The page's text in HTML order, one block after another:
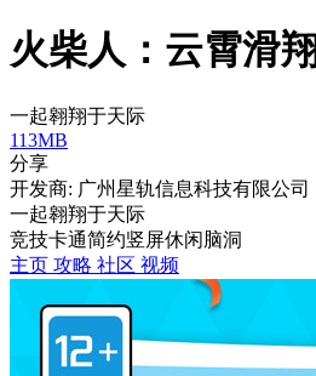
火柴人：云霄滑翔
一起翱翔于天际
113MB
分享
开发商: 广州星轨信息科技有限公司
一起翱翔于天际
竞技卡通简约竖屏休闲脑洞
主页 攻略 社区 视频